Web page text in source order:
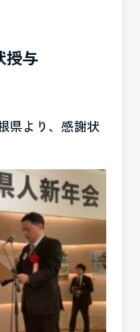
授与
県より、感謝状